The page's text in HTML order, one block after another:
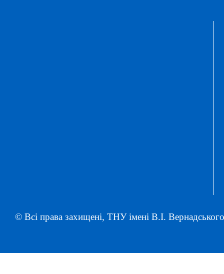
© Всі права захищені, ТНУ імені В.І.